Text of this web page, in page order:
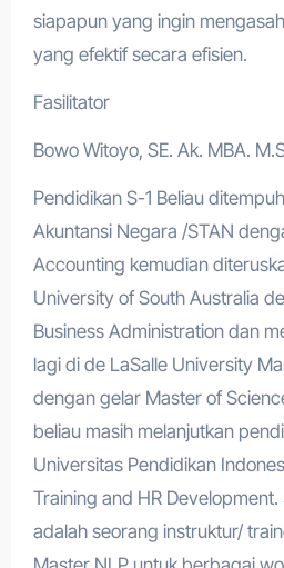
siapapun yang ingin
yang efektif secara efisien.
Fasilitator
Bowo Witoyo, SE. Ak. MBA.
Pendidikan S-1 Beliau
Akuntansi Negara /STAN
Accounting kemudian
University of South Australia
Business Administration dan
lagi di de LaSalle University
dengan gelar Master of
beliau masih melanjutkan
Universitas Pendidikan
Training and HR Development.
adalah seorang instruktur/